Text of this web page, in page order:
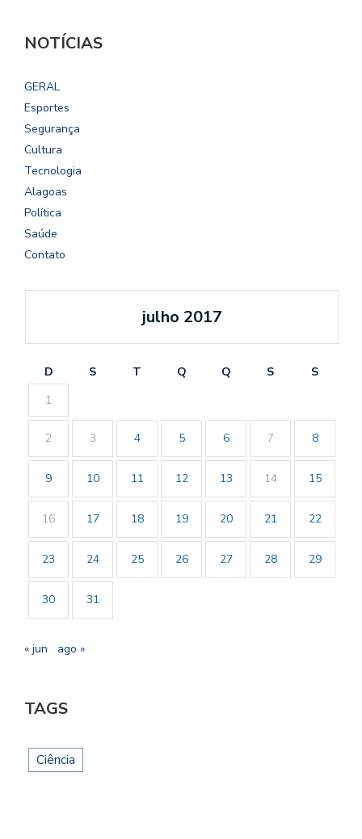
NOTÍCIAS
GERAL
Esportes
Segurança
Cultura
Tecnologia
Alagoas
Política
Saúde
Contato
julho 2017
D S T Q Q S
S
1
2 3 4 5 6 7 8
9 10 11 12 13 14 15
16 17 18 19 20 21 22
23 24 25 26 27 28 29
30 31
« jun ago »
TAGS
Ciência